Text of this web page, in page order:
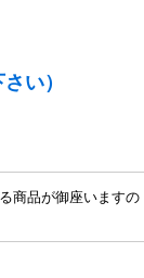
い）
商品が御座いますの